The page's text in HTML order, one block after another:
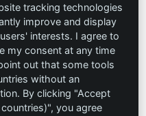
Impressum
tracking technologies
improve and display
interests. I agree to
my consent at any time
out that some tools
without an
By clicking "Accept
you agree